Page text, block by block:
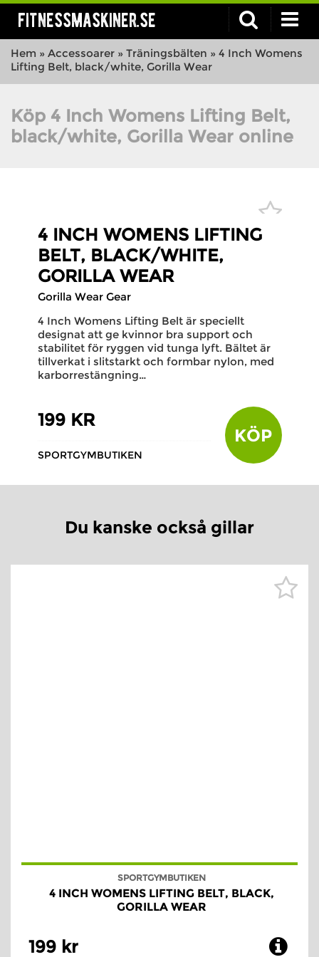
fitnessmaskiner.se
Hem » Accessoarer » Träningsbälten » 4 Inch Womens
Lifting Belt, black/white, Gorilla Wear
Köp 4 Inch Womens Lifting Belt,
black/white, Gorilla Wear online
4 INCH WOMENS LIFTING
BELT, BLACK/WHITE,
GORILLA WEAR
Gorilla Wear Gear
4 Inch Womens Lifting Belt är speciellt
designat att ge kvinnor bra support och
stabilitet för ryggen vid tunga lyft. Bältet är
tillverkat i slitstarkt och formbar nylon, med
karborrestängning…
199 KR
SPORTGYMBUTIKEN
KÖP
Du kanske också gillar
SPORTGYMBUTIKEN
4 INCH WOMENS LIFTING BELT, BLACK,
GORILLA WEAR
199 kr